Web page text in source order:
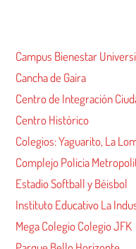
Campus Bienestar
Cancha de Gaira
Centro de Integración
Centro Histórico
Colegios: Yaguarito, La
Complejo Policia
Estadio Softball y Béisbol
Instituto Educativo La
Mega Colegio Colegio JFK